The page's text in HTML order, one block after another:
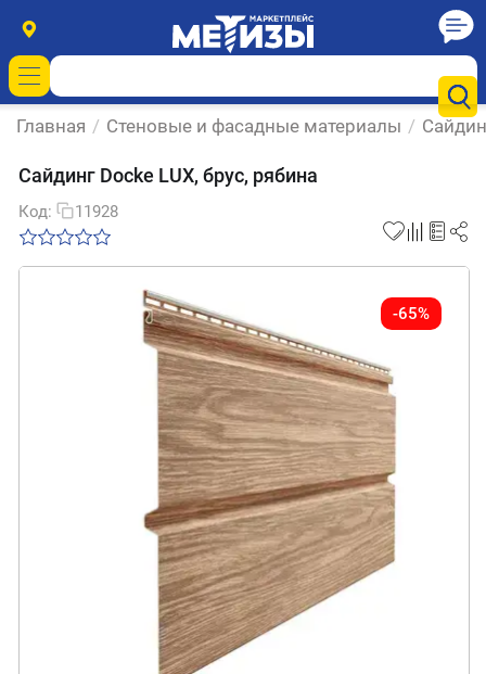
Главная / Стеновые и фасадные материалы /
Сайдинг Docke LUX, брус, рябина
Код: 11928
-65%